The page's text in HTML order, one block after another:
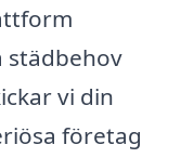
städbehov
vi din
företag